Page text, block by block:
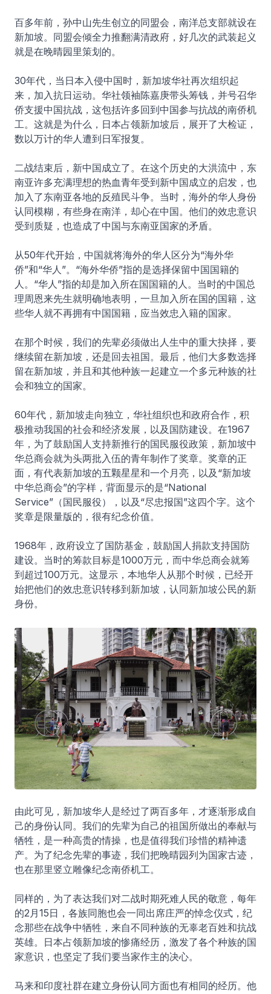
百多年前，孙中山先生创立的同盟会，南洋总支部就设在
新加坡。同盟会倾全力推翻满清政府，好几次的武装起义
就是在晚晴园里策划的。
30年代，当日本入侵中国时，新加坡华社再次组织起
来，加入抗日运动。华社领袖陈嘉庚带头筹钱，并号召华
侨支援中国抗战，这包括许多回到中国参与抗战的南侨机
工。这就是为什么，日本占领新加坡后，展开了大检证，
数以万计的华人遭到日军报复。
二战结束后，新中国成立了。在这个历史的大洪流中，东
南亚许多充满理想的热血青年受到新中国成立的启发，也
加入了东南亚各地的反殖民斗争。当时，海外的华人身份
认同模糊，有些身在南洋，却心在中国。他们的效忠意识
受到质疑，也造成了中国与东南亚国家的矛盾。
从50年代开始，中国就将海外的华人区分为“海外华
侨”和“华人”。“海外华侨”指的是选择保留中国国籍的
人。“华人”指的却是加入所在国国籍的人。当时的中国总
理周恩来先生就明确地表明，一旦加入所在国的国籍，这
些华人就不再拥有中国国籍，应当效忠入籍的国家。
在那个时候，我们的先辈必须做出人生中的重大抉择，要
继续留在新加坡，还是回去祖国。最后，他们大多数选择
留在新加坡，并且和其他种族一起建立一个多元种族的社
会和独立的国家。
60年代，新加坡走向独立，华社组织也和政府合作，积
极推动我国的社会和经济发展，以及国防建设。在1967
年，为了鼓励国人支持新推行的国民服役政策，新加坡中
华总商会就为头两批入伍的青年制作了奖章。奖章的正
面，有代表新加坡的五颗星星和一个月亮，以及“新加坡
中华总商会”的字样，背面显示的是“National
Service”（国民服役），以及“尽忠报国”这四个字。这个
奖章是限量版的，很有纪念价值。
1968年，政府设立了国防基金，鼓励国人捐款支持国防
建设。当时的筹款目标是1000万元，而中华总商会就筹
到超过100万元。这显示，本地华人从那个时候，已经开
始把他们的效忠意识转移到新加坡，认同新加坡公民的新
身份。
由此可见，新加坡华人是经过了两百多年，才逐渐形成自
己的身份认同。我们的先辈为自己的祖国所做出的奉献与
牺牲，是一种高贵的情操，也是值得我们珍惜的精神遗
产。为了纪念先辈的事迹，我们把晚晴园列为国家古迹，
也在那里竖立雕像纪念南侨机工。
同样的，为了表达我们对二战时期死难人民的敬意，每年
的2月15日，各族同胞也会一同出席庄严的悼念仪式，纪
念那些在战争中牺牲，来自不同种族的无辜老百姓和抗战
英雄。日本占领新加坡的惨痛经历，激发了各个种族的国
家意识，也坚定了我们要当家作主的决心。
马来和印度社群在建立身份认同方面也有相同的经历。他